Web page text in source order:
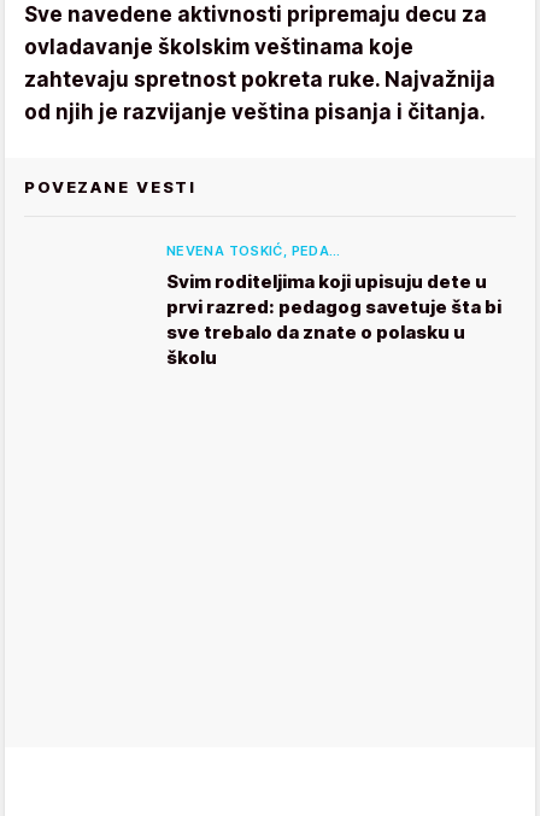
Sve navedene aktivnosti pripremaju decu za
ovladavanje školskim veštinama koje
zahtevaju spretnost pokreta ruke. Najvažnija
od njih je razvijanje veština pisanja i čitanja.
POVEZANE VESTI
NEVENA TOSKIĆ, PEDA…
Svim roditeljima koji upisuju dete u
prvi razred: pedagog savetuje šta bi
sve trebalo da znate o polasku u
školu